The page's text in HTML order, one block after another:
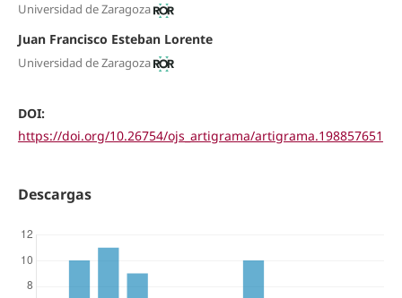
Universidad de Zaragoza
Juan Francisco Esteban Lorente
Universidad de Zaragoza
DOI:
https://doi.org/10.26754/ojs_artigrama/artigrama.198857651
Descargas